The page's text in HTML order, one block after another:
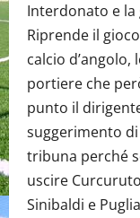
Interdonato e la
Riprende il
calcio
portiere che
punto il
suggerimento
tribuna perché
uscire
Sinibaldi e